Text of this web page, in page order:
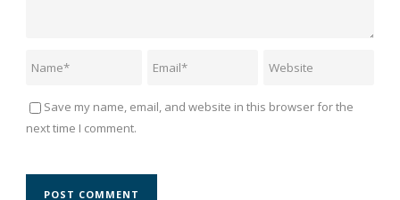
Save my name, email, and website in this browser for the
next time I comment.